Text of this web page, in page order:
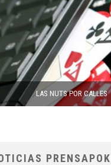
LAS NUTS POR CALLES